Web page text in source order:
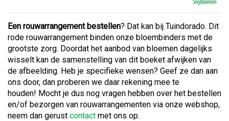
Een rouwarrangement bestellen? Dat kan bij Tuindorado. Dit
rode rouwarrangement binden onze bloembinders met de
grootste zorg. Doordat het aanbod van bloemen dagelijks
wisselt kan de samenstelling van dit boeket afwijken van
de afbeelding. Heb je specifieke wensen? Geef ze dan aan
ons door, dan proberen we daar rekening mee te
houden! Mocht je dus nog vragen hebben over het bestellen
en/of bezorgen van rouwarrangementen via onze webshop,
neem dan gerust contact met ons op.